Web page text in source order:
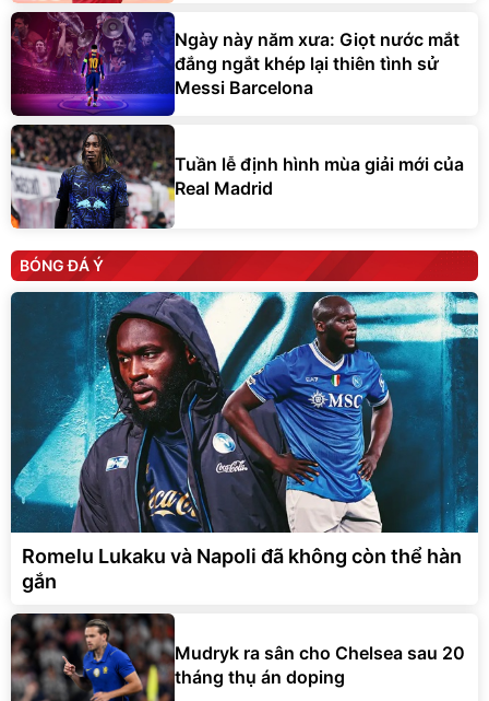
Ngày này năm xưa: Giọt nước mắt
đắng ngắt khép lại thiên tình sử
Messi Barcelona
Tuần lễ định hình mùa giải mới của
Real Madrid
BÓNG ĐÁ Ý
Romelu Lukaku và Napoli đã không còn thể hàn
gắn
Mudryk ra sân cho Chelsea sau 20
tháng thụ án doping